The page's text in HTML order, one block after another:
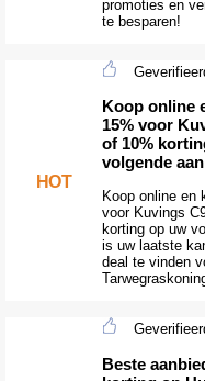
promoties en
te besparen!
HOT
Koop online
15% voor
of 10%
volgende
Koop online en
voor Kuvings
korting op uw
is uw laatste
deal te vinden
Beste